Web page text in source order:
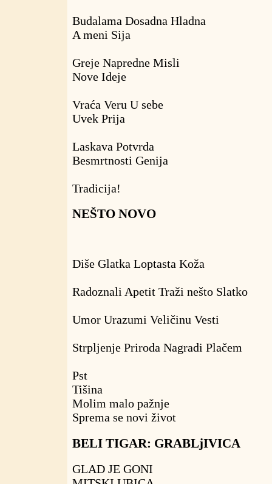
Budalama Dosadna Hladna
A meni Sija
Greje Napredne Misli
Nove Ideje
Vraća Veru U sebe
Uvek Prija
Laskava Potvrda
Besmrtnosti Genija
Tradicija!
NEŠTO NOVO
Diše Glatka Loptasta Koža
Radoznali Apetit Traži nešto Slatko
Umor Urazumi Veličinu Vesti
Strpljenje Priroda Nagradi Plačem
Pst
Tišina
Molim malo pažnje
Sprema se novi život
BELI TIGAR: GRABLjIVICA
GLAD JE GONI